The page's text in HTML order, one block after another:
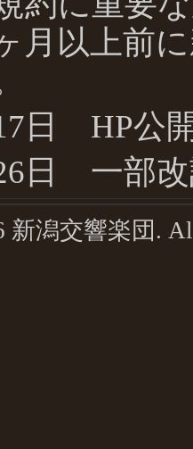
月以上前
日 HP公
日 一部
新潟交響楽団 .